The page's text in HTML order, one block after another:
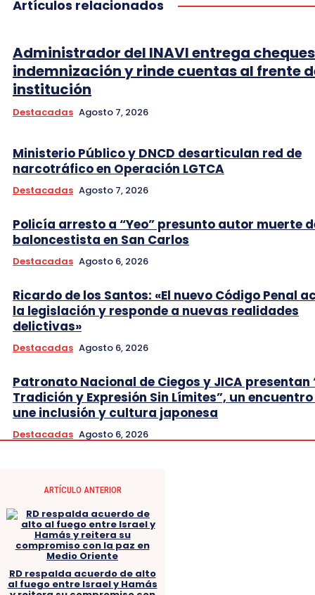
Artículos relacionados
Administrador del INAVI entrega
indemnización y rinde cuentas al frente
institución
Destacadas Agosto 7, 2026
Ministerio Público y DNCD desarticulan red de
narcotráfico en Operación LGTCA
Destacadas Agosto 7, 2026
Policía arresto a “Yeo” presunto autor muerte
baloncestista en San Carlos
Destacadas Agosto 6, 2026
Ricardo de los Santos: «El nuevo Código Penal
la legislación y responde a nuevas realidades
delictivas»
Destacadas Agosto 6, 2026
Patronato Nacional de Ciegos y JICA presentan
Tradición y Expresión Sin Límites”, un
une inclusión y cultura japonesa
Destacadas Agosto 6, 2026
ARTÍCULO ANTERIOR
RD respalda acuerdo de alto
al fuego entre Israel y Hamás